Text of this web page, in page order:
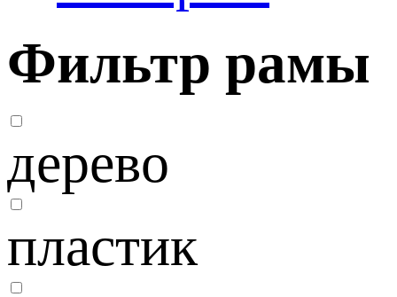
Фильтр рамы
дерево
пластик